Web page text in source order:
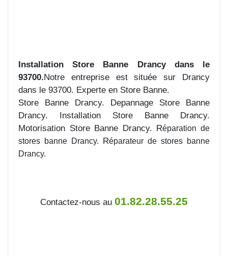
Installation Store Banne Drancy dans le
93700.Notre entreprise est située sur Drancy
dans le 93700. Experte en Store Banne.
Store Banne Drancy. Depannage Store Banne
Drancy. Installation Store Banne Drancy.
Motorisation Store Banne Drancy. Réparation de
stores banne Drancy. Réparateur de stores banne
Drancy.
Contactez-nous au 01.82.28.55.25